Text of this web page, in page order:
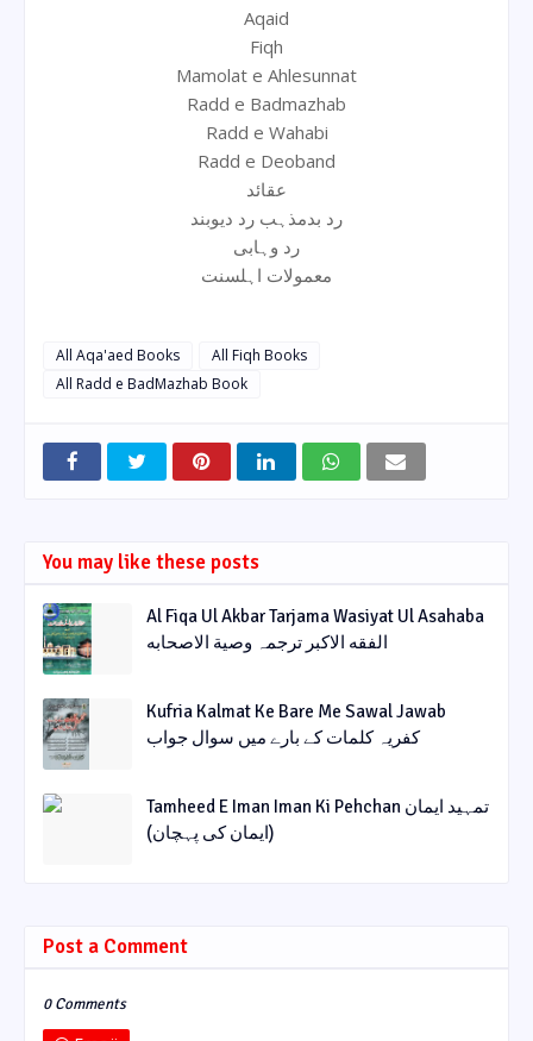
Aqaid
Fiqh
Mamolat e Ahlesunnat
Radd e Badmazhab
Radd e Wahabi
Radd e Deoband
عقائد
رد بدمذہب رد دیوبند
رد وہابی
معمولات اہلسنت
All Aqa'aed Books
All Fiqh Books
All Radd e BadMazhab Book
You may like these posts
Al Fiqa Ul Akbar Tarjama Wasiyat Ul Asahaba
الفقه الاکبر ترجمہ وصیة الاصحابه
Kufria Kalmat Ke Bare Me Sawal Jawab
کفریہ کلمات کے بارے میں سوال جواب
Tamheed E Iman Iman Ki Pehchan تمہید ایمان
(ایمان کی پہچان)
Post a Comment
0 Comments